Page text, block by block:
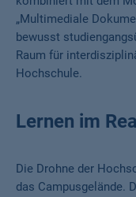
„Multimediale
bewusst
Raum für
Hochschule.
Lernen im
Die Drohne der
das Campusgelände.